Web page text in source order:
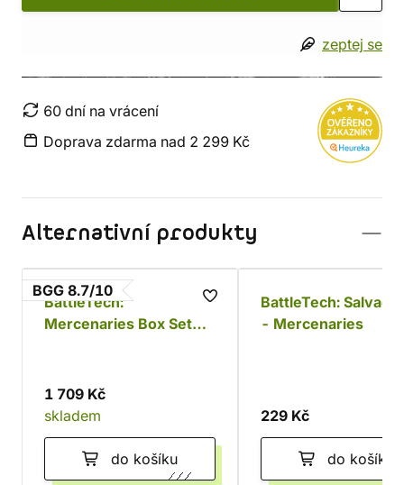
zeptej se
60 dní na vrácení
Doprava zdarma nad 2 299 Kč
Alternativní produkty
BGG 8.7/10
BattleTech:
Mercenaries Box Set
1 709 Kč
skladem
do košíku
BattleTech: Salvage
- Mercenaries
229 Kč
do košíku